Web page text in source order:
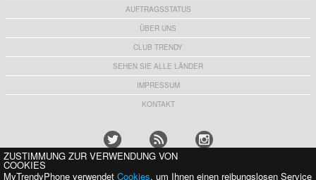
AUFTRAGSSTATUS
ÜBER UNS
CLUB TRENDY
SEHEN SIE ALLE LÄNDER
IMPRESSUM
KONTAKT
ZUSTIMMUNG ZUR VERWENDUNG VON
COOKIES
MyTrendyPhone verwendet Cookies, um Ihnen einen reibungslosen Service